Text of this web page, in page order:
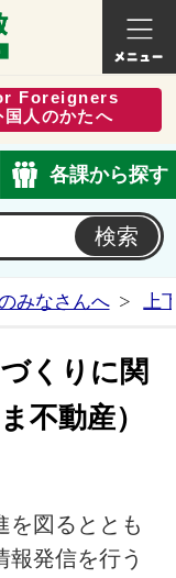
ホームページ
くらし
Foreigners
国人のかたへ
各課から探す
みなさんへ 上
くりに関
不動産）
を図るととも
報発信を行う